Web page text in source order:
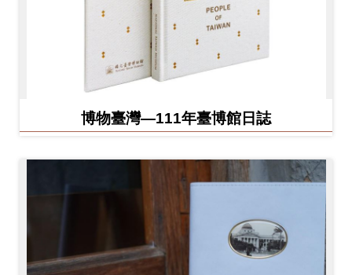
博物臺灣—111年臺博館日誌